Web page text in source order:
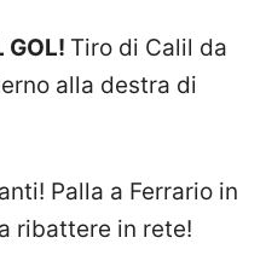
GOL! Tiro di Calil da
alla destra di
Palla a Ferrario in
ribattere in rete!